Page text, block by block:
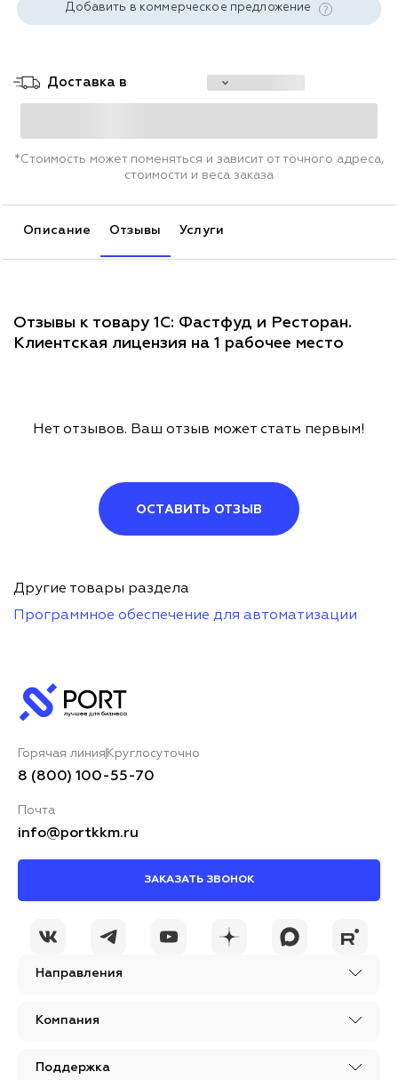
Добавить в коммерческое предложение
Доставка в
*Стоимость может поменяться и зависит от точного адреса,
стоимости и веса заказа
Описание Отзывы Услуги
Отзывы к товару 1С: Фастфуд и Ресторан.
Клиентская лицензия на 1 рабочее место
Нет отзывов. Ваш отзыв может стать первым!
ОСТАВИТЬ ОТЗЫВ
Другие товары раздела
Программное обеспечение для автоматизации
Направления
Компания
Поддержка
Горячая линия Круглосуточно
8 (800) 100-55-70
Почта
info@portkkm.ru
ЗАКАЗАТЬ ЗВОНОК